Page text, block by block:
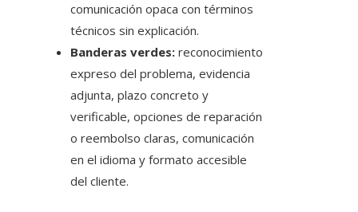
comunicación opaca con términos
técnicos sin explicación.
Banderas verdes: reconocimiento
expreso del problema, evidencia
adjunta, plazo concreto y
verificable, opciones de reparación
o reembolso claras, comunicación
en el idioma y formato accesible
del cliente.